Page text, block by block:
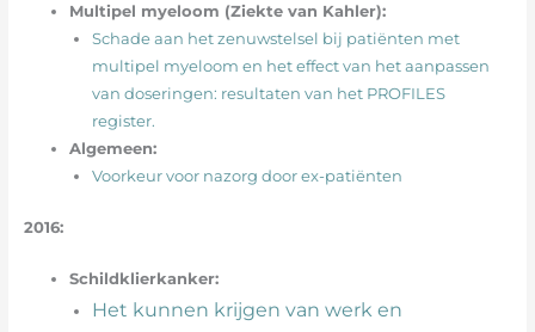
Multipel myeloom (Ziekte van Kahler):
Schade aan het zenuwstelsel bij patiënten met
multipel myeloom en het effect van het aanpassen
van doseringen: resultaten van het PROFILES
register.
Algemeen:
Voorkeur voor nazorg door ex-patiënten
2016:
Schildklierkanker:
Het kunnen krijgen van werk en